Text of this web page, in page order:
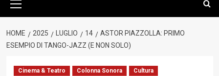
principale
HOME 2025 LUGLIO 14
ASTOR PIAZZOLLA: PRIMO
ESEMPIO DI TANGO-JAZZ (E NON SOLO)
Cinema & Teatro Colonna Sonora
Cultura